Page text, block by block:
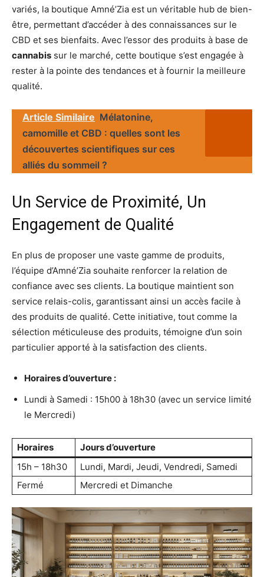
variés, la boutique Amné’Zia est un véritable hub de bien-
être, permettant d’accéder à des connaissances sur le
CBD et ses bienfaits. Avec l’essor des produits à base de
cannabis sur le marché, cette boutique s’est engagée à
rester à la pointe des tendances et à fournir la meilleure
qualité.
Article Similaire Mélatonine,
camomille et CBD : quelles sont les
découvertes scientifiques sur ces
alliés du sommeil ?
Un Service de Proximité, Un
Engagement de Qualité
En plus de proposer une vaste gamme de produits,
l’équipe d’Amné’Zia souhaite renforcer la relation de
confiance avec ses clients. La boutique maintient son
service relais-colis, garantissant ainsi un accès facile à
des produits de qualité. Cette initiative, tout comme la
sélection méticuleuse des produits, témoigne d’un soin
particulier apporté à la satisfaction des clients.
Horaires d’ouverture :
Lundi à Samedi : 15h00 à 18h30 (avec un service limité
le Mercredi)
Horaires
Jours d’ouverture
15h – 18h30
Lundi, Mardi, Jeudi, Vendredi, Samedi
Fermé
Mercredi et Dimanche